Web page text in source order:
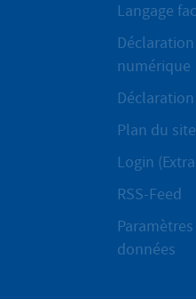
Langage
numérique
Plan du site
Login
RSS-Feed
données